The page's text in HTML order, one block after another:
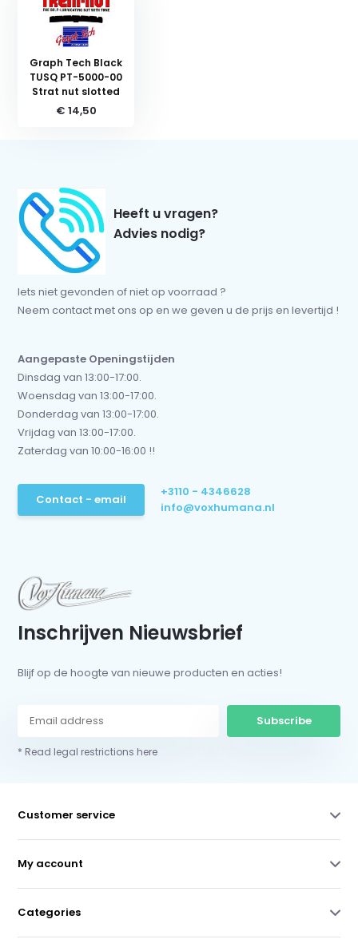
Graph Tech Black
TUSQ PT-5000-00
Strat nut slotted
€ 14,50
Heeft u vragen?
Advies nodig?
Iets niet gevonden of niet op voorraad ?
Neem contact met ons op en we geven u de prijs en levertijd !
Aangepaste Openingstijden
Dinsdag van 13:00-17:00.
Woensdag van 13:00-17:00.
Donderdag van 13:00-17:00.
Vrijdag van 13:00-17:00.
Zaterdag van 10:00-16:00 !!
Contact - email
+3110 - 4346628
info@voxhumana.nl
Inschrijven Nieuwsbrief
Blijf op de hoogte van nieuwe producten en acties!
Subscribe
* Read legal restrictions here
Customer service
My account
Categories